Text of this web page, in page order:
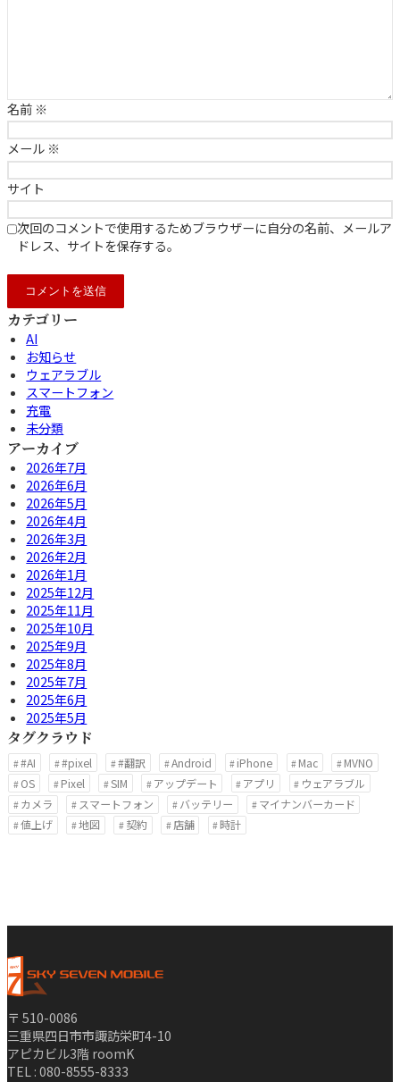
名前 ※
メール ※
サイト
次回のコメントで使用するためブラウザーに自分の名前、メールア
ドレス、サイトを保存する。
カテゴリー
AI
お知らせ
ウェアラブル
スマートフォン
充電
未分類
アーカイブ
2026年7月
2026年6月
2026年5月
2026年4月
2026年3月
2026年2月
2026年1月
2025年12月
2025年11月
2025年10月
2025年9月
2025年8月
2025年7月
2025年6月
2025年5月
タグクラウド
#AI #pixel #翻訳 Android iPhone Mac
MVNO
OS
Pixel SIM アップデート アプリ
ウェアラブル
カメラ
スマートフォン バッテリー
マイナンバーカード
値上げ
地図 契約 店舗 時計
〒 510-0086
三重県四日市市諏訪栄町4-10
アピカビル3階 roomK
TEL : 080-8555-8333